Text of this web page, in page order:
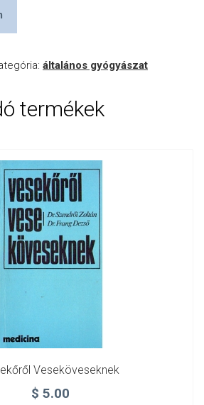
általános gyógyászat
termékek
Veseköveseknek
$ 5.00